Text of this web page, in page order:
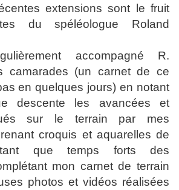
extensions sont le fruit
du spéléologue Roland
accompagné R.
camarades (un carnet de ce
en quelques jours) en notant
descente les avancées et
sur le terrain par mes
croquis et aquarelles de
que temps forts des
mon carnet de terrain
photos et vidéos réalisées